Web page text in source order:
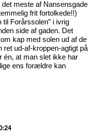
meste af Nansensgade
frit fortolkede!!)
Forårssolen” i ivrig
side af gaden. Det
kap med solen ud af de
ret ud-af-kroppen-agtigt på
én, at man slet ikke har
ens forældre kan